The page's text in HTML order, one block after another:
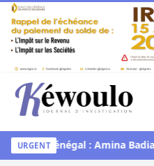
Aller au contenu
Kéwoulo, le premier site
URGENT
Miss Sénégal : Amina